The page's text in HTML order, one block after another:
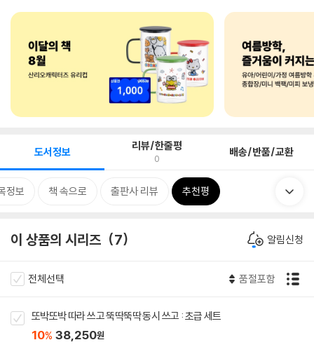
도서정보 리뷰/한줄평
0 배송/반품/교환
정보 책 속으로 출판사 리뷰 추천평
이 상품의 시리즈 7 알림신청
전체선택 품절포함
또박또박 따라 쓰고 뚝딱뚝딱 동시 쓰고 : 초급 세트
10% 38,250원